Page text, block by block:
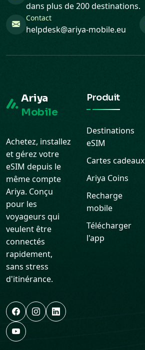
dans plus de 200 destinations.
Contact
helpdesk@ariya-mobile.eu
Ariya
Mobile
Achetez, installez
et gérez votre
eSIM depuis le
même compte
Ariya. Conçu
pour les
voyageurs qui
veulent être
connectés
rapidement,
sans stress
d'itinérance.
Produit
Destinations
eSIM
Cartes cadeaux
Ariya Coins
Recharge
mobile
Télécharger
l'app